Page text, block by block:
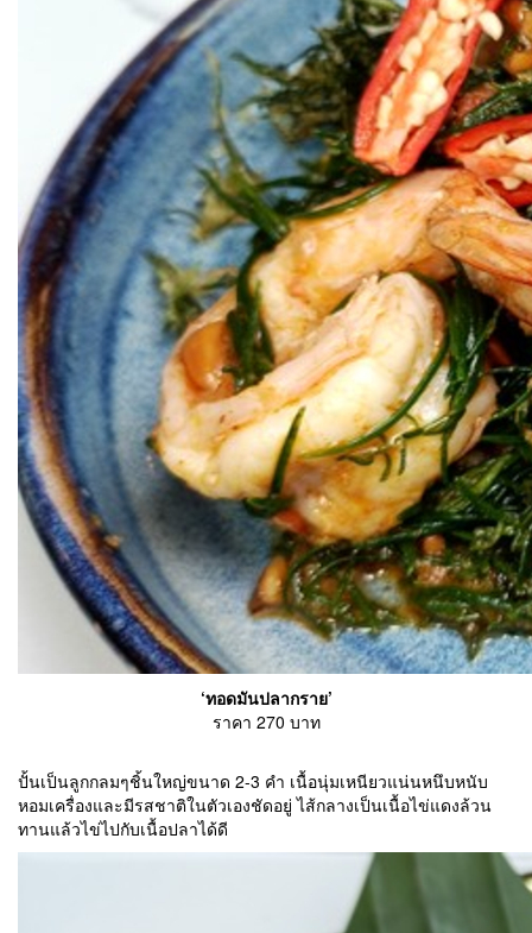
‘ทอดมันปลากราย’
ราคา 270 บาท
ปั้นเป็นลูกกลมๆชิ้นใหญ่ขนาด 2-3 คำ เนื้อนุ่มเหนียวแน่นหนึบหนับ
หอมเครื่องและมีรสชาติในตัวเองชัดอยู่ ไส้กลางเป็นเนื้อไข่แดงล้วน
ทานแล้วไข่ไปกับเนื้อปลาได้ดี